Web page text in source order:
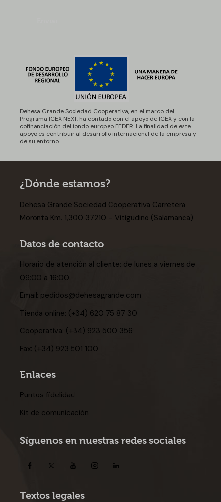
¿Dónde estamos?
Dehesa Grande Sociedad Cooperativa Carretera
Moronta Km. 1,300 37210 – Vitigudino (Salamanca)
Datos de contacto
Horario de atención al cliente: de lunes a viernes de
09:00 a 16:00
Email: pedidos@dehesagrande.com
Tienda online: (+34) 620 75 87 30
Cooperativa: (+34) 923 500 356
Fax: (+34) 923 501 100
Enlaces
Puntos fidelidad
Kit de comunicación
Síguenos en nuestras redes sociales
Textos legales
Dehesa Grande Sociedad Cooperativa, en el marco del
Programa ICEX NEXT, ha contado con el apoyo de ICEX y con la
cofinanciación del fondo europeo FEDER. La finalidad de este
apoyo es contribuir al desarrollo internacional de la empresa y
de su entorno.